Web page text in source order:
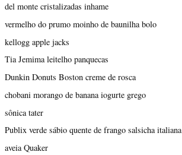
del monte cristalizadas inhame
vermelho do prumo moinho de baunilha bolo
kellogg apple jacks
Tia Jemima leitelho panquecas
Dunkin Donuts Boston creme de rosca
chobani morango de banana iogurte grego
sônica tater
Publix verde sábio quente de frango salsicha italiana
aveia Quaker